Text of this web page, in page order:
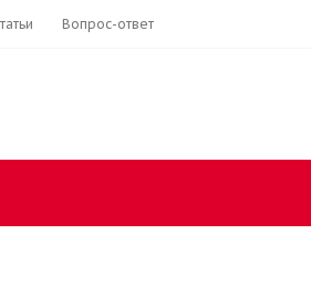
Вопрос-ответ